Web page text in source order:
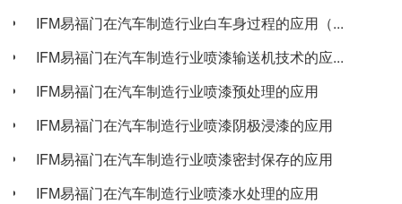
IFM易福门在汽车制造行业白车身过程的应用（...
IFM易福门在汽车制造行业喷漆输送机技术的应...
IFM易福门在汽车制造行业喷漆预处理的应用
IFM易福门在汽车制造行业喷漆阴极浸漆的应用
IFM易福门在汽车制造行业喷漆密封保存的应用
IFM易福门在汽车制造行业喷漆水处理的应用